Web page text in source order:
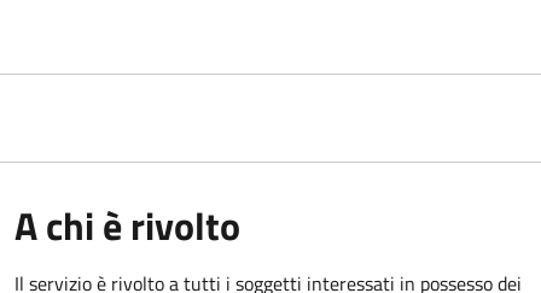
A chi è rivolto
Il servizio è rivolto a tutti i soggetti interessati in possesso dei